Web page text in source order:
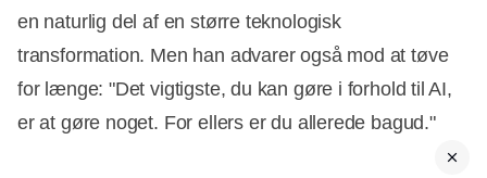
en naturlig del af en større teknologisk
transformation. Men han advarer også mod at tøve
for længe: "Det vigtigste, du kan gøre i forhold til AI,
er at gøre noget. For ellers er du allerede bagud."